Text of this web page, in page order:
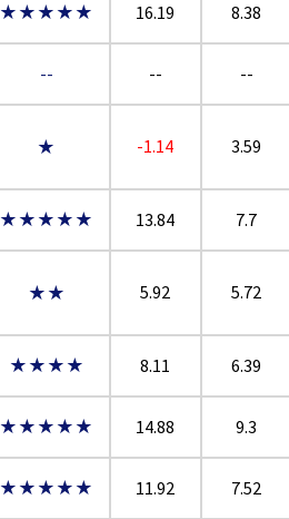
★★★★★ 16.19 8.38
-- -- --
★ -1.14 3.59
★★★★★ 13.84 7.7
★★ 5.92 5.72
★★★★ 8.11 6.39
★★★★★ 14.88 9.3
★★★★★ 11.92 7.52